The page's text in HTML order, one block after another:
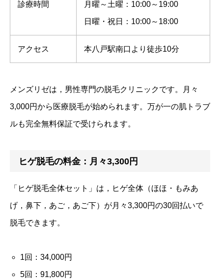
診療時間 月曜～土曜：10:00～19:00
日曜・祝日：10:00～18:00
アクセス 本八戸駅南口より徒歩10分
メンズリゼは，男性専門の脱毛クリニックです。月々
3,000円から医療脱毛が始められます。万が一の肌トラブ
ルも完全無料保証で受けられます。
ヒゲ脱毛の料金：月々3,300円
「ヒゲ脱毛全体セット」は，ヒゲ全体（ほほ・もみあ
げ，鼻下，あご，あご下）が月々3,300円の30回払いで
脱毛できます。
1回：34,000円
5回：91,800円